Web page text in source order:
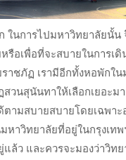
ในการไปมหาวิทยาลัยนั้น
รือเพื่อที่จะสบายในการเดิ
าชภัฏ เรามีอีกทั้งหอพักใน
วนสุนันทาให้เลือกเยอะม
ตามสบายสบายโดยเฉพาะ
หาวิทยาลัยที่อยู่ในกรุงเท
แล้ว และควรจะมองว่าวิทย